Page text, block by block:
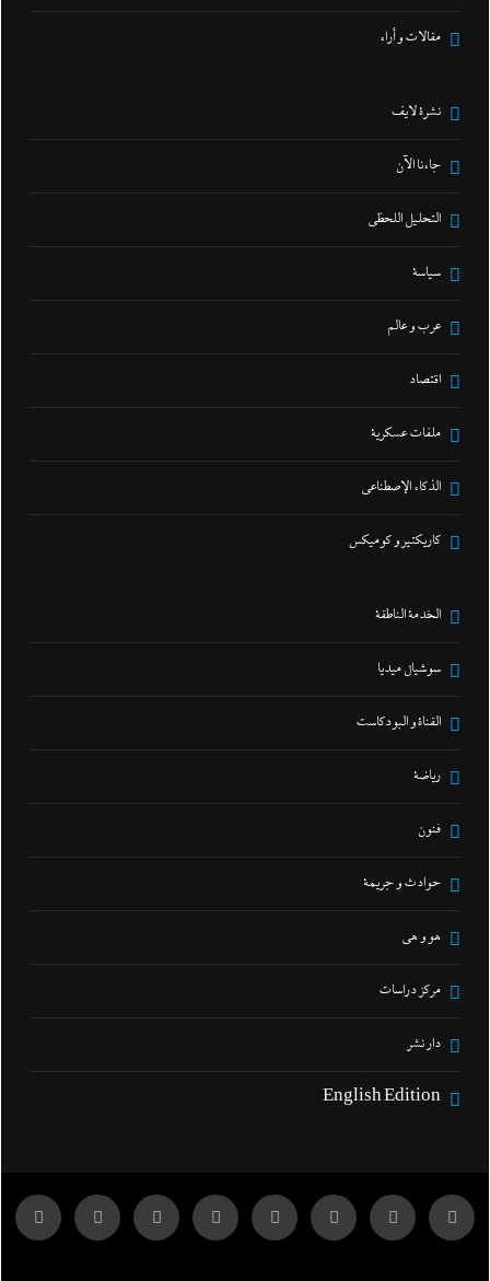
مقالات و أراء
نشرة لايف
جاءنا الآن
التحليل اللحظي
سياسة
عرب و عالم
اقتصاد
ملفات عسكرية
الذكاء الإصطناعي
كاريكتير و كوميكس
الخدمة الناطقة
سوشيال ميديا
القناة و البودكاست
رياضة
فنون
حوادث و جريمة
هو و هي
مركز دراسات
دار نشر
English Edition